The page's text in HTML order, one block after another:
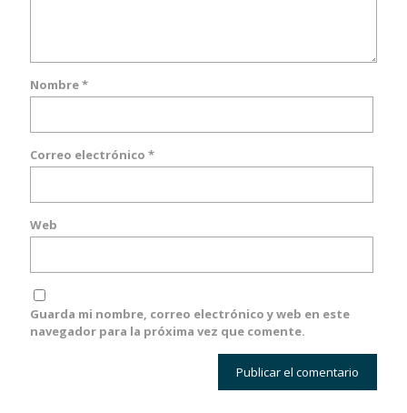
Nombre*
Correo electrónico *
Web
Guarda mi nombre, correo electrónico y web en este
navegador para la próxima vez que comente.